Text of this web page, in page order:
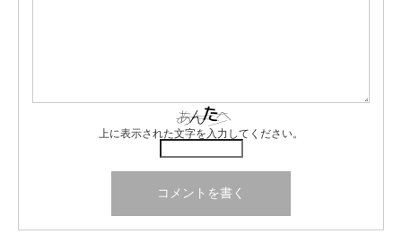
上に表示された文字を入力してください。